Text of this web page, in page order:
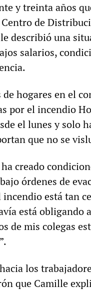
y treinta años
de
describió una
salarios,
hogares en el
por el incendio
el lunes y solo
que no se
creado
órdenes de
está tan
está obligando
de mis colegas
los
que Camille